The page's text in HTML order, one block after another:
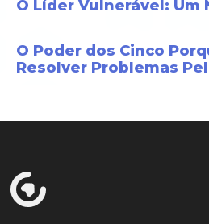
O Líder Vulnerável: Um
O Poder dos Cinco
Resolver Problemas